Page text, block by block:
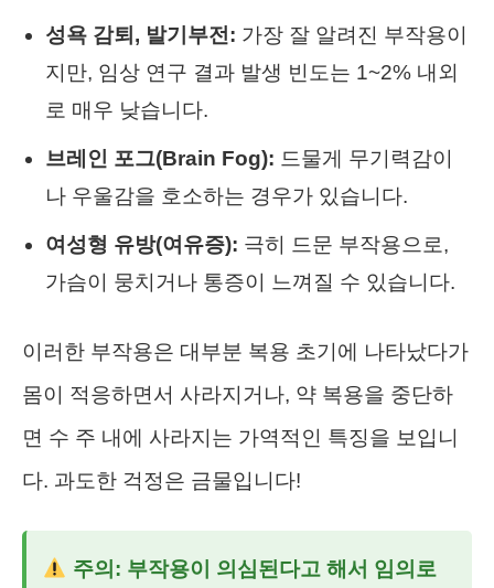
성욕 감퇴, 발기부전: 가장 잘 알려진 부작용이
지만, 임상 연구 결과 발생 빈도는 1~2% 내외
로 매우 낮습니다.
브레인 포그(Brain Fog): 드물게 무기력감이
나 우울감을 호소하는 경우가 있습니다.
여성형 유방(여유증): 극히 드문 부작용으로,
가슴이 뭉치거나 통증이 느껴질 수 있습니다.
이러한 부작용은 대부분 복용 초기에 나타났다가
몸이 적응하면서 사라지거나, 약 복용을 중단하
면 수 주 내에 사라지는 가역적인 특징을 보입니
다. 과도한 걱정은 금물입니다!
주의: 부작용이 의심된다고 해서 임의로